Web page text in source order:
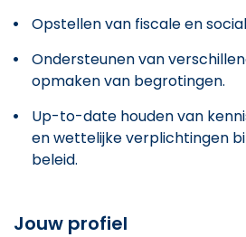
Opstellen van fiscale en
Ondersteunen van
opmaken van begrotingen.
Up-to-date houden van
en wettelijke verplichtingen
beleid.
Jouw profiel